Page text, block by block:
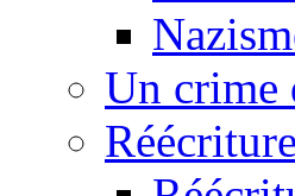
Un crime